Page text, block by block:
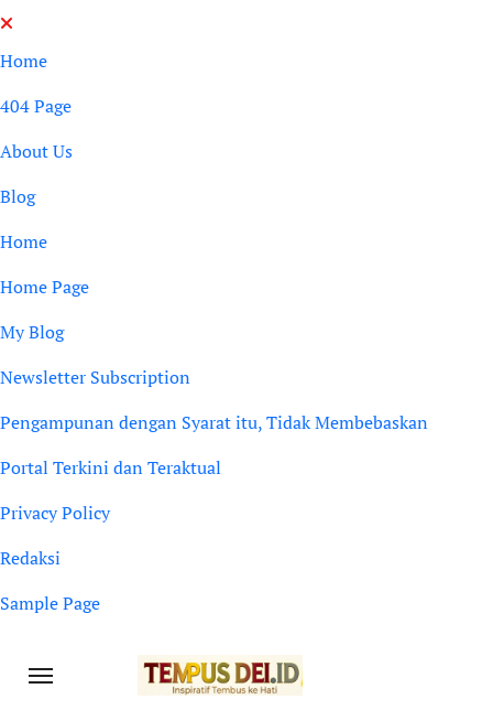
Skip
to
Home
404 Page
About Us
Blog
Home
Home Page
My Blog
Newsletter Subscription
Pengampunan dengan Syarat itu, Tidak Membebaskan
Portal Terkini dan Teraktual
Privacy Policy
Redaksi
Sample Page